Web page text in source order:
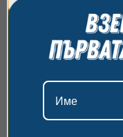
АТВ Сафари
Бургас
всички
изберете
относно начина,
данни, моля,
поверителност.